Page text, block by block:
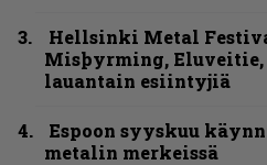
Hellsinki Metal
Misþyrming,
lauantain esiintyjiä
Espoon syyskuu
metalin merkeissä